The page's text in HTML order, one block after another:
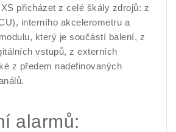
přicházet z celé škály zdrojů: z
interního akcelerometru a
který je součástí balení, z
vstupů, z externích
z předem nadefinovaných
alarmů: